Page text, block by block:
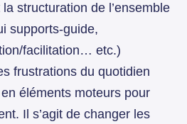
structuration de l’ensemble
supports-guide,
facilitation… etc.)
frustrations du quotidien
éléments moteurs pour
Il s’agit de changer les